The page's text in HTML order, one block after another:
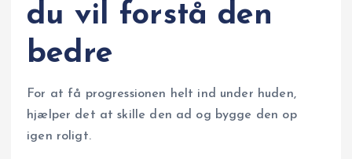
du vil forstå den
bedre
For at få progressionen helt ind under huden,
hjælper det at skille den ad og bygge den op
igen roligt.